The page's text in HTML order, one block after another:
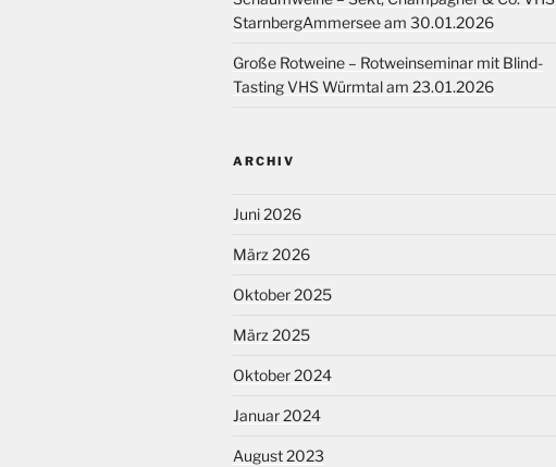
StarnbergAmmersee am 30.01.2026
Große Rotweine – Rotweinseminar mit Blind-
Tasting VHS Würmtal am 23.01.2026
ARCHIV
Juni 2026
März 2026
Oktober 2025
März 2025
Oktober 2024
Januar 2024
August 2023